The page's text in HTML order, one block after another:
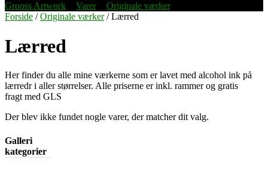
Grooss Artwork Varer> Originale værker>
Forside /Originale værker/ Lærred
Lærred
Her finder du alle mine værkerne som er lavet med alcohol ink på
lærredr i aller størrelser. Alle priserne er inkl. rammer og gratis
fragt med GLS
Der blev ikke fundet nogle varer, der matcher dit valg.
Galleri
kategorier